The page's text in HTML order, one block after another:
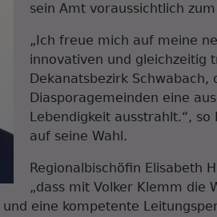
sein Amt voraussichtlich
„Ich freue mich auf meine
innovativen und gleichzeitig
Dekanatsbezirk
Diasporagemeinden eine
Lebendigkeit ausstrahlt.“,
auf seine Wahl.
Regionalbischöfin Elisabeth
„dass mit Volker Klemm die
eine kompetente